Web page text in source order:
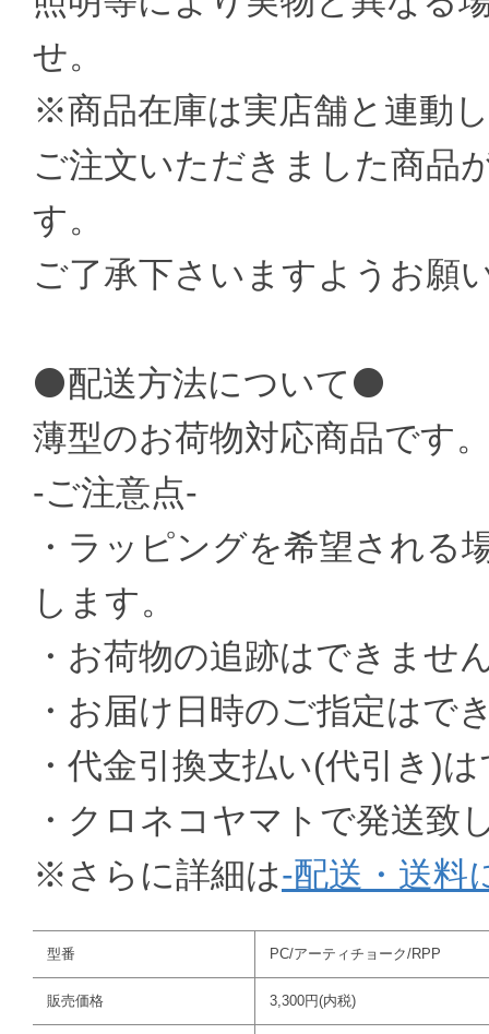
せ。
※商品在庫は実店舗と連動
ご注文いただきました商品
す。
ご了承下さいますようお願
⚫配送方法について⚫
薄型のお荷物対応商品です
-ご注意点-
・ラッピングを希望される
します。
・お荷物の追跡はできませ
・お届け日時のご指定はで
・代金引換支払い(代引き)
・クロネコヤマトで発送致
※さらに詳細は-配送・送料
型番 PC/アーティチョーク/RPP
販売価格 3,300円(内税)